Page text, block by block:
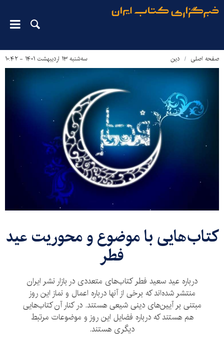
صفحه اصلی دین‌ سه‌شنبه ۱۳ اردیبهشت ۱۴۰۱ - ۱۰:۴۲
کتاب‌هایی با موضوع و محوریت عید
فطر
درباره عید سعید فطر کتاب‌های متعددی در بازار نشر ایران
منتشر شده‌اند که برخی از آنها درباره اعمال و نماز این روز
مبتنی بر آیین‌های دینی شیعی هستند. در کنار آن کتاب‌هایی
هم هستند که درباره فضایل این روز و موضوعات مرتبط
دیگری هستند.